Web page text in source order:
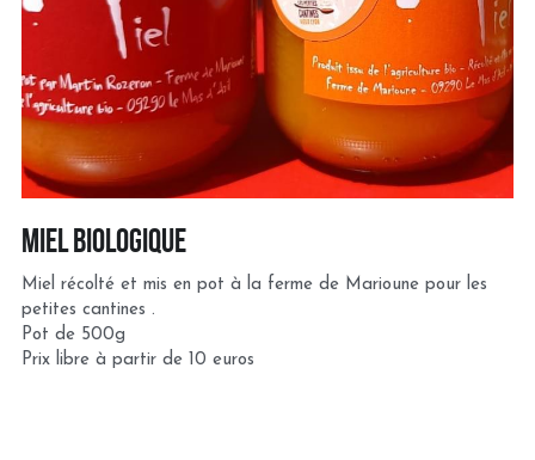
Miel biologique
Miel récolté et mis en pot à la ferme de Marioune pour les
petites cantines .
Pot de 500g
Prix libre à partir de 10 euros